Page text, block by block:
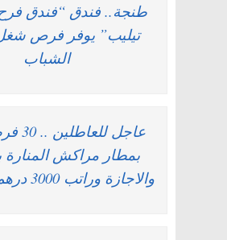
طنجة.. فندق “فندق
تيليب” يوفر فرص
الشباب
عاجل
بمطار مراكش المنارة
والاجازة وراتب 3000 درهم فما فوق